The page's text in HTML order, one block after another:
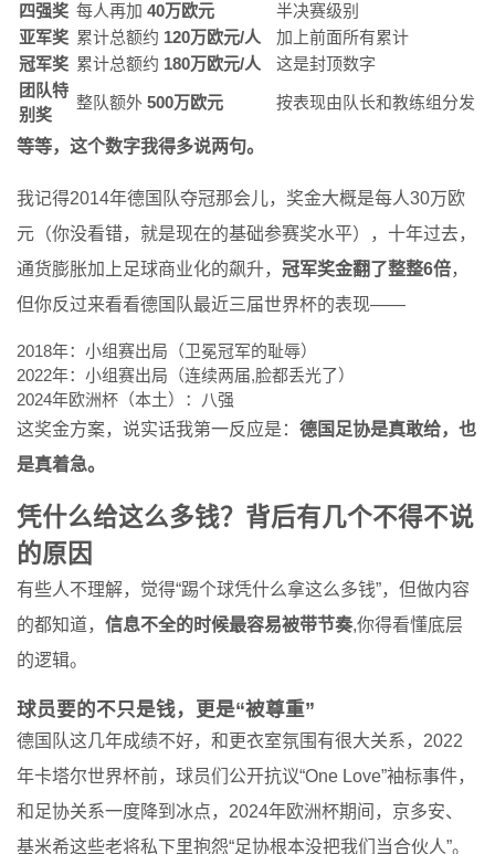
四强奖 每人再加 40万欧元
半决赛级别
亚军奖 累计总额约 120万欧元/人
加上前面所有累计
冠军奖 累计总额约 180万欧元/人
这是封顶数字
团队特
别奖
整队额外 500万欧元 按表现由队长和教练组分发
等等，这个数字我得多说两句。
我记得2014年德国队夺冠那会儿，奖金大概是每人30万欧
元（你没看错，就是现在的基础参赛奖水平），十年过去，
通货膨胀加上足球商业化的飙升， 冠军奖金翻了整整6倍，
但你反过来看看德国队最近三届世界杯的表现——
2018年：小组赛出局（卫冕冠军的耻辱）
2022年：小组赛出局（连续两届,脸都丢光了）
2024年欧洲杯（本土）：八强
这奖金方案，说实话我第一反应是： 德国足协是真敢给，也
是真着急。
凭什么给这么多钱？背后有几个不得不说
的原因
有些人不理解，觉得“踢个球凭什么拿这么多钱”，但做内容
的都知道， 信息不全的时候最容易被带节奏,你得看懂底层
的逻辑。
球员要的不只是钱，更是“被尊重”
德国队这几年成绩不好，和更衣室氛围有很大关系，2022
年卡塔尔世界杯前，球员们公开抗议“One Love”袖标事件，
和足协关系一度降到冰点，2024年欧洲杯期间，京多安、
基米希这些老将私下里抱怨“足协根本没把我们当合伙人”。